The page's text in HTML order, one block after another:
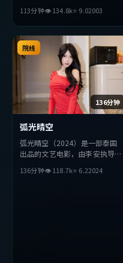
赞达亚等主演。影片在叙事与视
听上力求突破，探讨人性与抉
择，节奏张弛有度，适合喜欢该
类型的观众完整观看。
113分钟👁134.8k⭐ 9.02003
136分钟
院线
弧光晴空
弧光晴空（2024）是一部泰国
出品的文艺电影，由李安执导，
琼等主演。影片在叙事与视听上
136分钟👁118.7k⭐ 6.22024